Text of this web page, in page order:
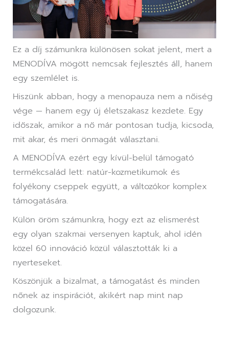
Ez a díj számunkra különösen sokat jelent, mert a
MENODÍVA mögött nemcsak fejlesztés áll, hanem
egy szemlélet is.
Hiszünk abban, hogy a menopauza nem a nőiség
vége — hanem egy új életszakasz kezdete. Egy
időszak, amikor a nő már pontosan tudja, kicsoda,
mit akar, és meri önmagát választani.
A MENODÍVA ezért egy kívül-belül támogató
termékcsalád lett: natúr-kozmetikumok és
folyékony cseppek együtt, a változókor komplex
támogatására.
Külön öröm számunkra, hogy ezt az elismerést
egy olyan szakmai versenyen kaptuk, ahol idén
közel 60 innováció közül választották ki a
nyerteseket.
Köszönjük a bizalmat, a támogatást és minden
nőnek az inspirációt, akikért nap mint nap
dolgozunk.